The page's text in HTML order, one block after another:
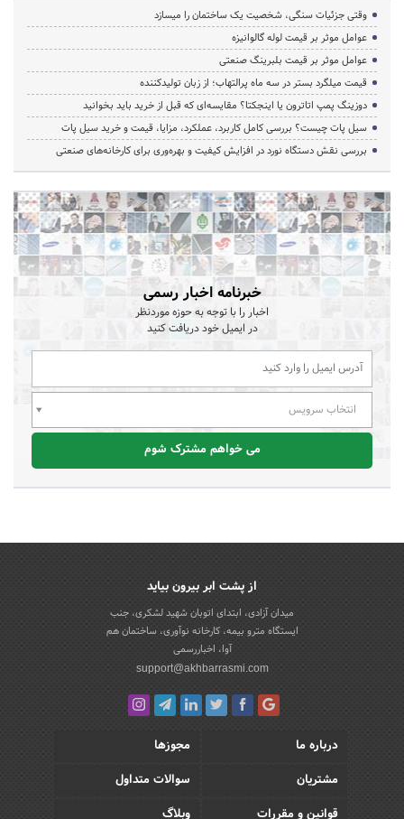
وقتی جزئیات سنگی، شخصیت یک ساختمان را میسازد
عوامل موثر بر قیمت لوله گالوانیزه
عوامل موثر بر قیمت بلبرینگ صنعتی
قیمت میلگرد بستر در سه ماه پرالتهاب؛ از زبان تولیدکننده
دوزینگ پمپ اتاترون یا اینجکتا؟ مقایسه‌ای که قبل از خرید باید بخوانید
سیل پات چیست؟ بررسی کامل کاربرد، عملکرد، مزایا، قیمت و خرید سیل پات
بررسی نقش دستگاه نورد در افزایش کیفیت و بهره‌وری برای کارخانه‌های صنعتی
خبرنامه اخبار رسمی
اخبار را با توجه به حوزه موردنظر
در ایمیل خود دریافت کنید
انتخاب سرویس
می خواهم مشترک شوم
از پشت ابر بیرون بیاید
میدان آزادی، ابتدای اتوبان شهید لشکری، جنب
ایستگاه مترو بیمه، کارخانه نوآوری، ساختمان هم
آوا، اخباررسمی
support@akhbarrasmi.com
درباره ما
مجوزها
مشتریان
سوالات متداول
قوانین و مقررات
وبلاگ